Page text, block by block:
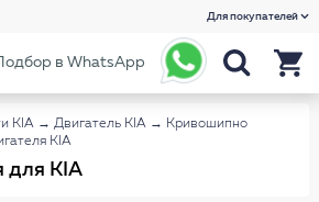
Для покупателей
Подбор в WhatsApp
KIA → Двигатель KIA → Кривошипно
KIA
для KIA